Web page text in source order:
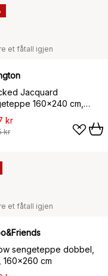
et fåtall igjen
Jacquard
160x240 cm,
kr
kr
et fåtall igjen
sengeteppe dobbel,
160x260 cm